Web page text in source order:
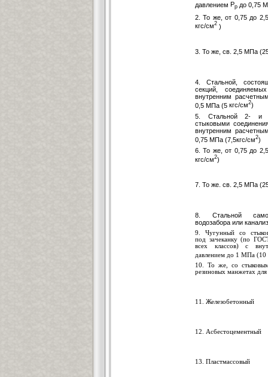
давлением Рр до 0,75
2. То же, от 0,75 до
кгс/см2 )
3. То же , св. 2,5 МПа
4. Стальной,
секций, соединяе
внутренним расчет
0,5 МПа (5 кгс/см2)
5. Стальной 2- и
стыковыми соедине
внутренним расче
0,75 МПа (7,5кгс/см2)
6. То же, от 0,75 до
кгс/см2)
7. То же. св. 2,5 МПа
8. Стальной
водозабора или
9. Чугунный со
под зачеканку (по
всех классов) с
давлением до 1 МПа (10
10.
То же, со
резиновых манжетах для
11. Железобетонный
12. Асбестоцементный
13. Пластмассовый